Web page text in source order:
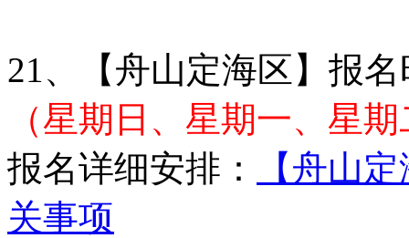
21、【舟山定海区】报
（星期日、星期一、星
报名详细安排：
【舟山
关事项